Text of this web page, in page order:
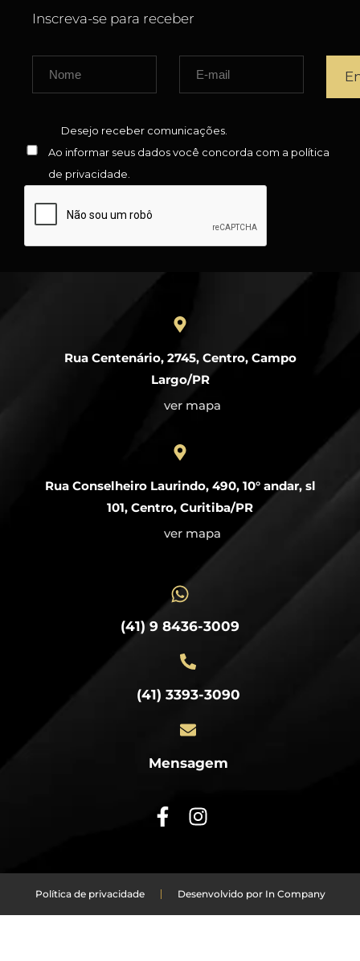
Inscreva-se para receber
Desejo receber comunicações.
Ao informar seus dados você concorda com a política
de privacidade.
Rua Centenário, 2745, Centro, Campo
Largo/PR
ver mapa
Rua Conselheiro Laurindo, 490, 10° andar, sl
101, Centro, Curitiba/PR
ver mapa
(41) 9 8436-3009
(41) 3393-3090
Mensagem
Política de privacidade Desenvolvido por In Company